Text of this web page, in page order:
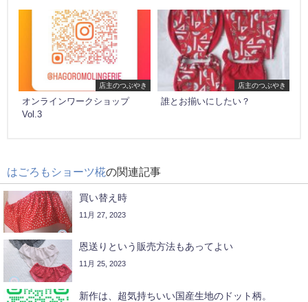
店主のつぶやき
オンラインワークショップ
Vol.3
店主のつぶやき
誰とお揃いにしたい？
はごろもショーツ椛の関連記事
買い替え時
11月 27, 2023
恩送りという販売方法もあってよい
11月 25, 2023
新作は、超気持ちいい国産生地のドット柄。